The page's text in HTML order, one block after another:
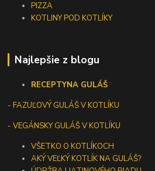
PIZZA
KOTLINY POD KOTLÍKY
Najlepšie z blogu
RECEPTYNA GULÁŠ
-FAZUĽOVÝ GULÁŠ V KOTLÍKU
- VEGÁNSKY GULÁŠ V KOTLÍKU
VŠETKO O KOTLÍKOCH
AKÝ VEĽKÝ KOTLÍK NA GULÁŠ?